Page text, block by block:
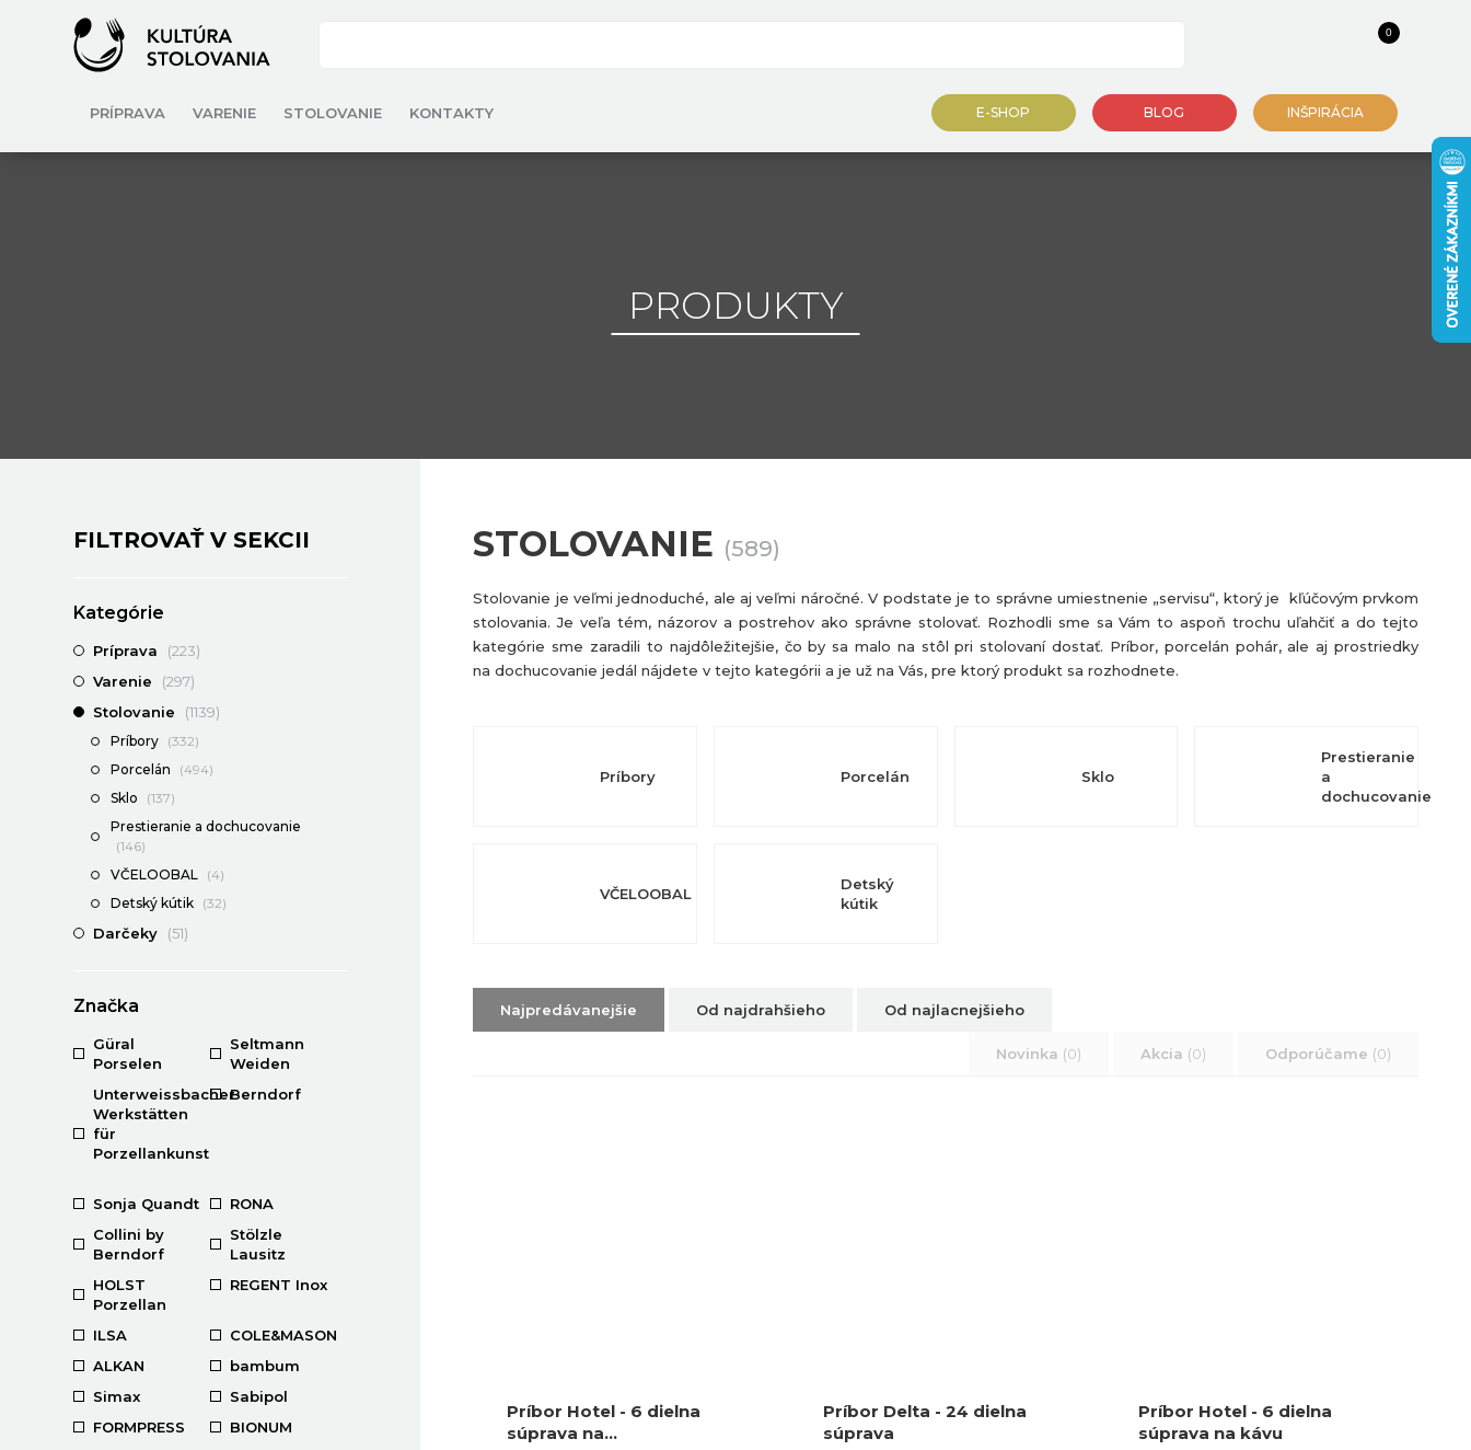
0
PRÍPRAVA VARENIE STOLOVANIE KONTAKTY E-SHOP BLOG INŠPIRÁCIA
PRODUKTY
STOLOVANIE (589)
Stolovanie je veľmi jednoduché, ale aj veľmi náročné. V podstate je to správne umiestnenie „servisu“, ktorý je kľúčovým prvkom
stolovania. Je veľa tém, názorov a postrehov ako správne stolovať. Rozhodli sme sa Vám to aspoň trochu uľahčiť a do tejto
kategórie sme zaradili to najdôležitejšie, čo by sa malo na stôl pri stolovaní dostať. Príbor, porcelán pohár, ale aj prostriedky
na dochucovanie jedál nájdete v tejto kategórii a je už na Vás, pre ktorý produkt sa rozhodnete.
Príbory Porcelán Sklo
Prestieranie
a
dochucovanie
VČELOOBAL
Detský
kútik
Najpredávanejšie Od najdrahšieho Od najlacnejšieho
Novinka (0) Akcia (0) Odporúčame (0)
FILTROVAŤ V SEKCII
Kategórie
Príprava
(223)
Varenie
(297)
Stolovanie
(1139)
Príbory (332)
Porcelán
(494)
Sklo
(137)
Prestieranie a dochucovanie
(146)
VČELOOBAL (4)
Detský kútik (32)
Darčeky (51)
Značka
Güral
Porselen
Seltmann
Weiden
Unterweissbacher
Werkstätten
für
Porzellankunst
Berndorf
Sonja Quandt
RONA
Collini by
Berndorf
Stölzle
Lausitz
HOLST
Porzellan
REGENT Inox
ILSA
COLE&MASON
ALKAN
bambum
Simax
Sabipol
FORMPRESS
BIONUM
Príbor Hotel - 6 dielna
súprava na…
Príbor Delta - 24 dielna
súprava
Príbor Hotel - 6 dielna
súprava na kávu